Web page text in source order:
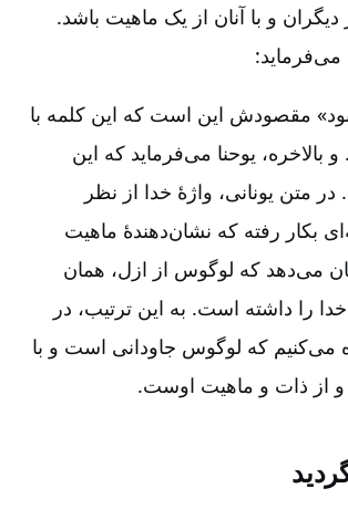
و با آنان از یک ماهیت باشد.
مقصودش این است که این کلمه با
بالاخره‌، یوحنا می‌فرماید که این
متن یونانی‌، واژۀ خدا از نظر
بکار رفته که نشان‌دهندۀ ماهیت
می‌دهد که لوگوس از ازل‌، همان
را داشته است‌. به این ترتیب‌، در
می‌کنیم که لوگوس جاودانی است و با
و از ذات و ماهیت اوست‌.